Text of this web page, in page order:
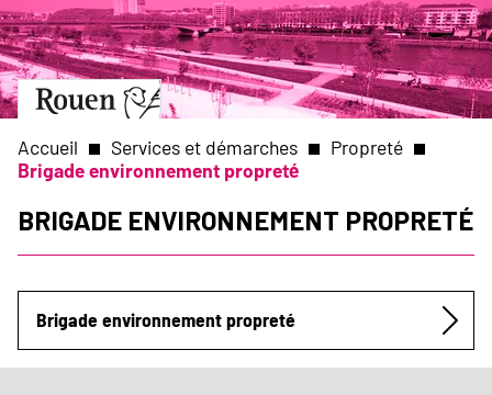
Aller
au
contenu
principal
Aller
à
page
d’accueil
Slide
1
of
1
Fil
d'Ariane
Accueil Services et démarches
Propreté
Brigade environnement propreté
Brigade environnement propreté
Submenu
Brigade environnement propreté